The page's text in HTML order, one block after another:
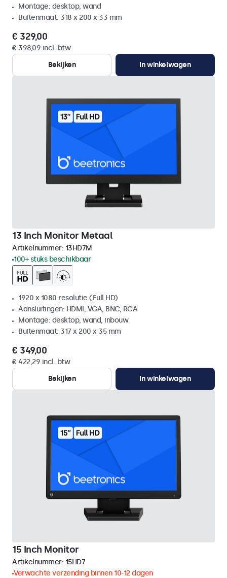
Montage: desktop, wand
Buitenmaat: 318 x 200 x 33 mm
€ 329,00
€ 398,09 incl. btw
Bekijken
In winkelwagen
13 Inch Monitor Metaal
Artikelnummer: 13HD7M
100+ stuks beschikbaar
1920 x 1080 resolutie (Full HD)
Aansluitingen: HDMI, VGA, BNC, RCA
Montage: desktop, wand, inbouw
Buitenmaat: 317 x 200 x 35 mm
€ 349,00
€ 422,29 incl. btw
Bekijken
In winkelwagen
15 Inch Monitor
Artikelnummer: 15HD7
Verwachte verzending binnen 10-12 dagen